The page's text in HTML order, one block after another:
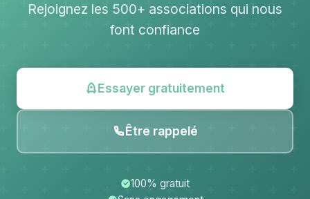
Rejoignez les 500+ associations qui nous
font confiance
Essayer gratuitement
Être rappelé
100% gratuit